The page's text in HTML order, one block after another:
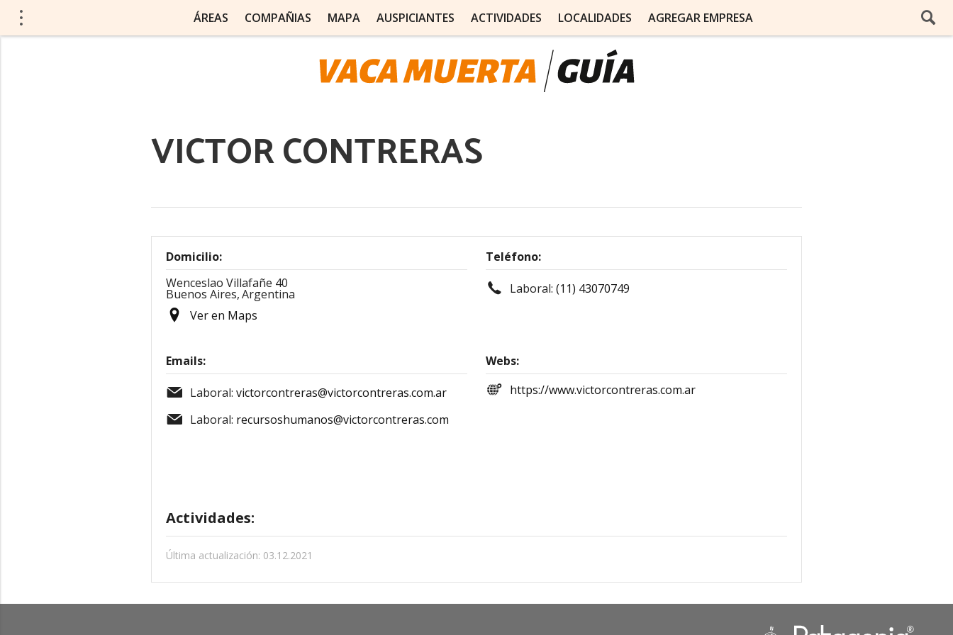
ÁREAS COMPAÑIAS MAPA AUSPICIANTES ACTIVIDADES LOCALIDADES AGREGAR EMPRESA
VICTOR CONTRERAS
Domicilio:
Wenceslao Villafañe 40
Buenos Aires,Argentina
Ver en Maps
Teléfono:
Laboral: (11) 43070749
Emails:
Laboral: victorcontreras@victorcontreras.com.ar
Laboral: recursoshumanos@victorcontreras.com
Webs:
https://www.victorcontreras.com.ar
Actividades:
Última actualización: 03.12.2021